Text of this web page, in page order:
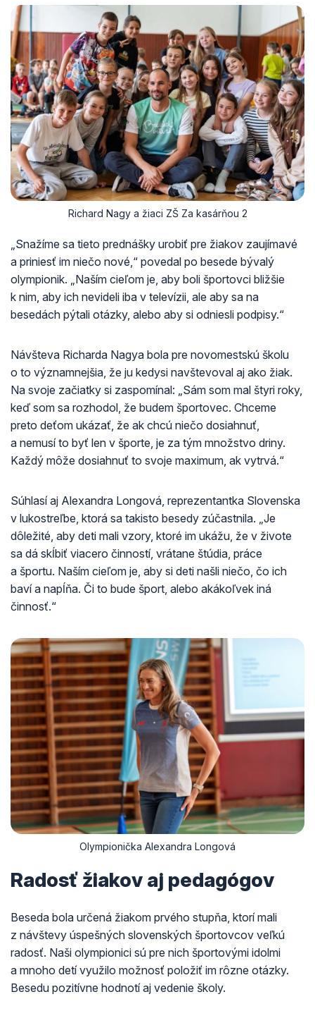
Richard Nagy a žiaci ZŠ Za kasárňou 2
„Snažíme sa tieto prednášky urobiť pre žiakov zaujímavé
a priniesť im niečo nové,“ povedal po besede bývalý
olympionik. „Naším cieľom je, aby boli športovci bližšie
k nim, aby ich nevideli iba v televízii, ale aby sa na
besedách pýtali otázky, alebo aby si odniesli podpisy.“
Návšteva Richarda Nagya bola pre novomestskú školu
o to významnejšia, že ju kedysi navštevoval aj ako žiak.
Na svoje začiatky si zaspomínal: „Sám som mal štyri roky,
keď som sa rozhodol, že budem športovec. Chceme
preto deťom ukázať, že ak chcú niečo dosiahnuť,
a nemusí to byť len v športe, je za tým množstvo driny.
Každý môže dosiahnuť to svoje maximum, ak vytrvá.“
Súhlasí aj Alexandra Longová, reprezentantka Slovenska
v lukostreľbe, ktorá sa takisto besedy zúčastnila. „Je
dôležité, aby deti mali vzory, ktoré im ukážu, že v živote
sa dá skĺbiť viacero činností, vrátane štúdia, práce
a športu. Naším cieľom je, aby si deti našli niečo, čo ich
baví a napĺňa. Či to bude šport, alebo akákoľvek iná
činnosť.“
Olympionička Alexandra Longová
Radosť žiakov aj pedagógov
Beseda bola určená žiakom prvého stupňa, ktorí mali
z návštevy úspešných slovenských športovcov veľkú
radosť. Naši olympionici sú pre nich športovými idolmi
a mnoho detí využilo možnosť položiť im rôzne otázky.
Besedu pozitívne hodnotí aj vedenie školy.